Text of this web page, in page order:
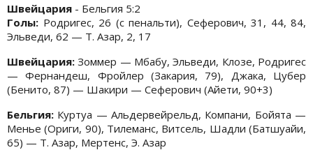
Швейцария - Бельгия 5:2
Голы: Родригес, 26 (с пенальти), Сеферович, 31, 44, 84,
Эльведи, 62 — Т. Азар, 2, 17
Швейцария: Зоммер — Мбабу, Эльведи, Клозе, Родригес
— Фернандеш, Фройлер (Закария, 79), Джака, Цубер
(Бенито, 87) — Шакири — Сеферович (Айети, 90+3)
Бельгия: Куртуа — Альдервейрельд, Компани, Бойята —
Менье (Ориги, 90), Тилеманс, Витсель, Шадли (Батшуайи,
65) — Т. Азар, Мертенс, Э. Азар